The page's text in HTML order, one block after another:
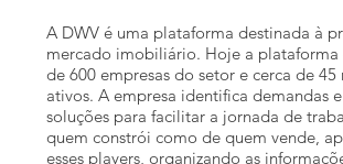
A DWV é uma plataforma destinada à
mercado imobiliário. Hoje a plataforma
de 600 empresas do setor e cerca de 45
ativos. A empresa identifica demandas
soluções para facilitar a jornada de
quem constrói como de quem vende,
esses players, organizando as